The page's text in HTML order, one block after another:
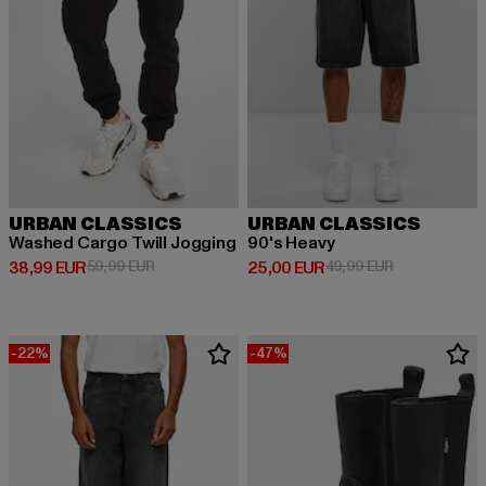
URBAN CLASSICS
Washed Cargo Twill Jogging
38,99 EUR
Derzeitiger Preis: 38,99 EUR
59,99 EURAktionspreis: 59,99 EUR
URBAN CLASSICS
90's Heavy
25,00 EUR
Derzeitiger Preis: 25,00 EUR
49,99 EURAktionspreis:
-22% -47%